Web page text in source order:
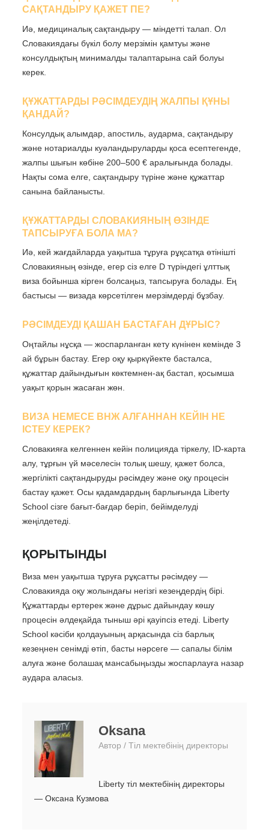
САҚТАНДЫРУ ҚАЖЕТ ПЕ?
Иә, медициналық сақтандыру — міндетті талап. Ол
Словакиядағы бүкіл болу мерзімін қамтуы және
консулдықтың минималды талаптарына сай болуы
керек.
ҚҰЖАТТАРДЫ РӘСІМДЕУДІҢ ЖАЛПЫ ҚҰНЫ
ҚАНДАЙ?
Консулдық алымдар, апостиль, аударма, сақтандыру
және нотариалды куәландыруларды қоса есептегенде,
жалпы шығын көбіне 200–500 € аралығында болады.
Нақты сома елге, сақтандыру түріне және құжаттар
санына байланысты.
ҚҰЖАТТАРДЫ СЛОВАКИЯНЫҢ ӨЗІНДЕ
ТАПСЫРУҒА БОЛА МА?
Иә, кей жағдайларда уақытша тұруға рұқсатқа өтінішті
Словакияның өзінде, егер сіз елге D түріндегі ұлттық
виза бойынша кірген болсаңыз, тапсыруға болады. Ең
бастысы — визада көрсетілген мерзімдерді бұзбау.
РӘСІМДЕУДІ ҚАШАН БАСТАҒАН ДҰРЫС?
Оңтайлы нұсқа — жоспарланған кету күнінен кемінде 3
ай бұрын бастау. Егер оқу қыркүйекте басталса,
құжаттар дайындығын көктемнен-ақ бастап, қосымша
уақыт қорын жасаған жөн.
ВИЗА НЕМЕСЕ ВНЖ АЛҒАННАН КЕЙІН НЕ
ІСТЕУ КЕРЕК?
Словакияға келгеннен кейін полицияда тіркелу, ID-карта
алу, тұрғын үй мәселесін толық шешу, қажет болса,
жергілікті сақтандыруды рәсімдеу және оқу процесін
бастау қажет. Осы қадамдардың барлығында Liberty
School сізге бағыт-бағдар беріп, бейімделуді
жеңілдетеді.
ҚОРЫТЫНДЫ
Виза мен уақытша тұруға рұқсатты рәсімдеу —
Словакияда оқу жолындағы негізгі кезеңдердің бірі.
Құжаттарды ертерек және дұрыс дайындау көшу
процесін әлдеқайда тыныш әрі қауіпсіз етеді. Liberty
School кәсіби қолдауының арқасында сіз барлық
кезеңнен сенімді өтіп, басты нәрсеге — сапалы білім
алуға және болашақ мансабыңызды жоспарлауға назар
аудара аласыз.
Oksana
Автор / Тіл мектебінің директоры
Liberty тіл мектебінің директоры
— Оксана Кузмова